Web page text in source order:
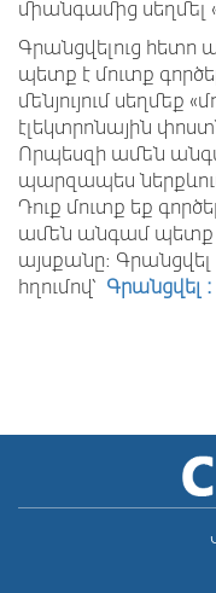
միանգամից սեղմել
Գրանցվելուց հետո
պետք է մուտք
մենյույում սեղմեք
էլեկտրոնային
Որպեսզի ամեն
պարզապես ներքևում
Դուք մուտք եք
ամեն անգամ պետք
այսքանը։
հղումով՝ Գրանցվել :